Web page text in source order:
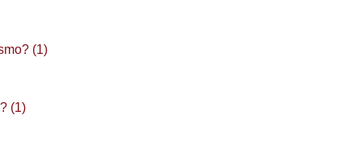
(1)
(1)